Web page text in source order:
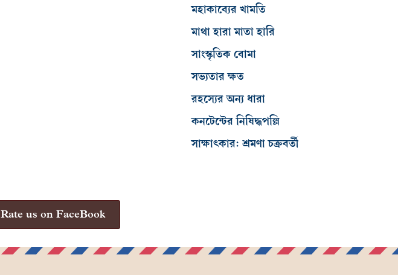
মহাকাব্যের খামতি
মাথা হারা মাতা হারি
সাংস্কৃতিক বোমা
সভ্যতার ক্ষত
রহস্যের অন্য ধারা
কনটেন্টের নিষিদ্ধপল্লি
সাক্ষাৎকার: শ্রমণা চক্রবর্তী
Rate us on FaceBook